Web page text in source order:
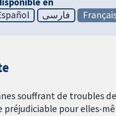
فارسی
souffrant de troubles
préjudiciable pour elles-